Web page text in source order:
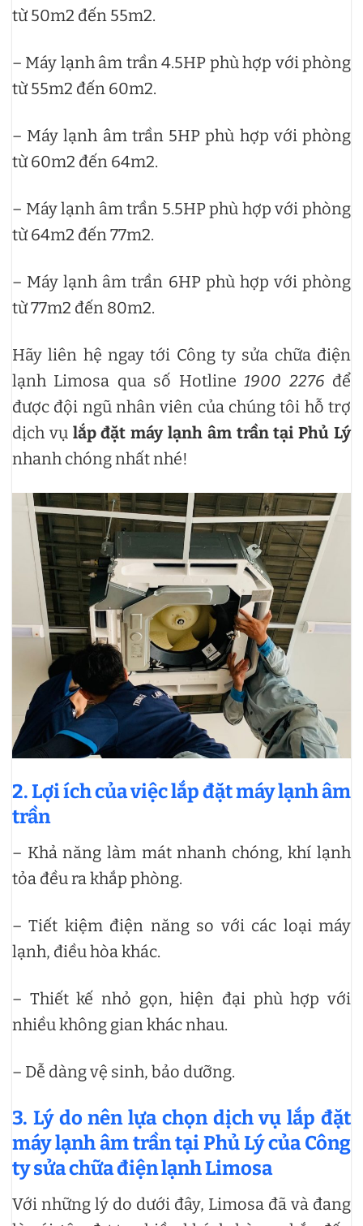
từ 50m2 đến 55m2.
– Máy lạnh âm trần 4.5HP phù hợp với phòng
từ 55m2 đến 60m2.
– Máy lạnh âm trần 5HP phù hợp với phòng
từ 60m2 đến 64m2.
– Máy lạnh âm trần 5.5HP phù hợp với phòng
từ 64m2 đến 77m2.
– Máy lạnh âm trần 6HP phù hợp với phòng
từ 77m2 đến 80m2.
Hãy liên hệ ngay tới Công ty sửa chữa điện
lạnh Limosa qua số Hotline1900 2276 để
được đội ngũ nhân viên của chúng tôi hỗ trợ
dịch vụ lắp đặt máy lạnh âm trần tại Phủ Lý
nhanh chóng nhất nhé!
2. Lợi ích của việc lắp đặt máy lạnh âm
trần
– Khả năng làm mát nhanh chóng, khí lạnh
tỏa đều ra khắp phòng.
– Tiết kiệm điện năng so với các loại máy
lạnh, điều hòa khác.
– Thiết kế nhỏ gọn, hiện đại phù hợp với
nhiều không gian khác nhau.
– Dễ dàng vệ sinh, bảo dưỡng.
3. Lý do nên lựa chọn dịch vụ lắp đặt
máy lạnh âm trần tại Phủ Lý của Công
ty sửa chữa điện lạnh Limosa
Với những lý do dưới đây, Limosa đã và đang